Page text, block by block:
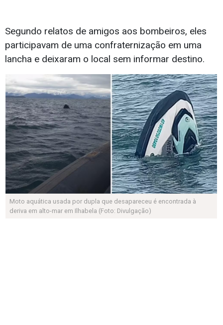
Segundo relatos de amigos aos bombeiros, eles
participavam de uma confraternização em uma
lancha e deixaram o local sem informar destino.
Moto aquática usada por dupla que desapareceu é encontrada à
deriva em alto-mar em Ilhabela (Foto: Divulgação)